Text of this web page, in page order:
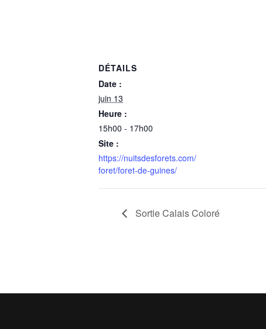
DÉTAILS
Date :
juin 13
Heure :
15h00 - 17h00
Site :
https://nuitsdesforets.com/
foret/foret-de-guines/
Sortie Calais Coloré